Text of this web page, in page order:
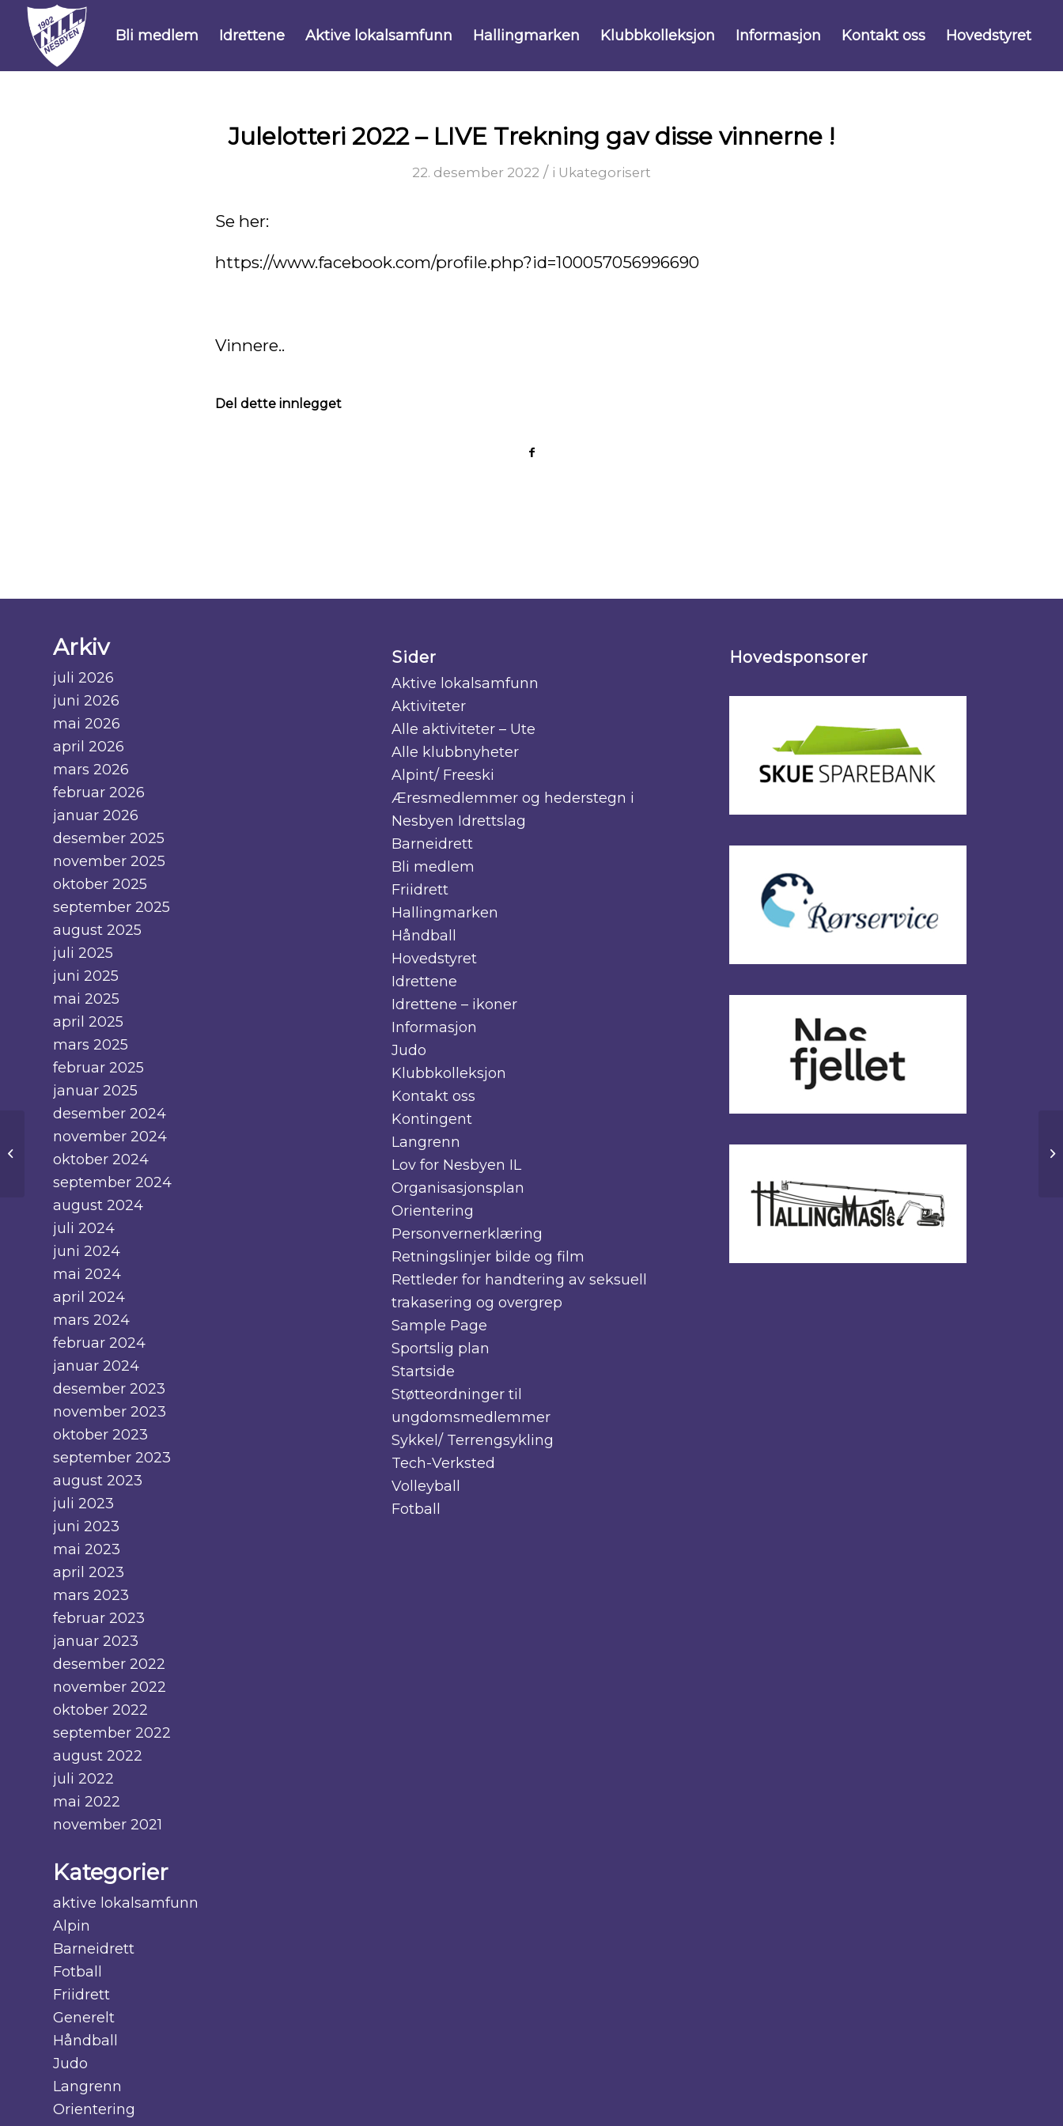
Bli medlem Idrettene Aktive lokalsamfunn Hallingmarken Klubbkolleksjon Informasjon Kontakt oss Hovedstyret
Julelotteri 2022 – LIVE Trekning gav disse vinnerne !
22. desember 2022 / i Ukategorisert
Se her:
https://www.facebook.com/profile.php?id=100057056996690
Vinnere..
Del dette innlegget
Arkiv
juli 2026
juni 2026
mai 2026
april 2026
mars 2026
februar 2026
januar 2026
desember 2025
november 2025
oktober 2025
september 2025
august 2025
juli 2025
juni 2025
mai 2025
april 2025
mars 2025
februar 2025
januar 2025
desember 2024
november 2024
oktober 2024
september 2024
august 2024
juli 2024
juni 2024
mai 2024
april 2024
mars 2024
februar 2024
januar 2024
desember 2023
november 2023
oktober 2023
september 2023
august 2023
juli 2023
juni 2023
mai 2023
april 2023
mars 2023
februar 2023
januar 2023
desember 2022
november 2022
oktober 2022
september 2022
august 2022
juli 2022
mai 2022
november 2021
Kategorier
aktive lokalsamfunn
Alpin
Barneidrett
Fotball
Friidrett
Generelt
Håndball
Judo
Langrenn
Orientering
Sider
Aktive lokalsamfunn
Aktiviteter
Alle aktiviteter – Ute
Alle klubbnyheter
Alpint/ Freeski
Æresmedlemmer og hederstegn i
Nesbyen Idrettslag
Barneidrett
Bli medlem
Friidrett
Hallingmarken
Håndball
Hovedstyret
Idrettene
Idrettene – ikoner
Informasjon
Judo
Klubbkolleksjon
Kontakt oss
Kontingent
Langrenn
Lov for Nesbyen IL
Organisasjonsplan
Orientering
Personvernerklæring
Retningslinjer bilde og film
Rettleder for handtering av seksuell
trakasering og overgrep
Sample Page
Sportslig plan
Startside
Støtteordninger til
ungdomsmedlemmer
Sykkel/ Terrengsykling
Tech-Verksted
Volleyball
Fotball
Hovedsponsorer
Hallingmast og Per Teigen til
unnsetning …